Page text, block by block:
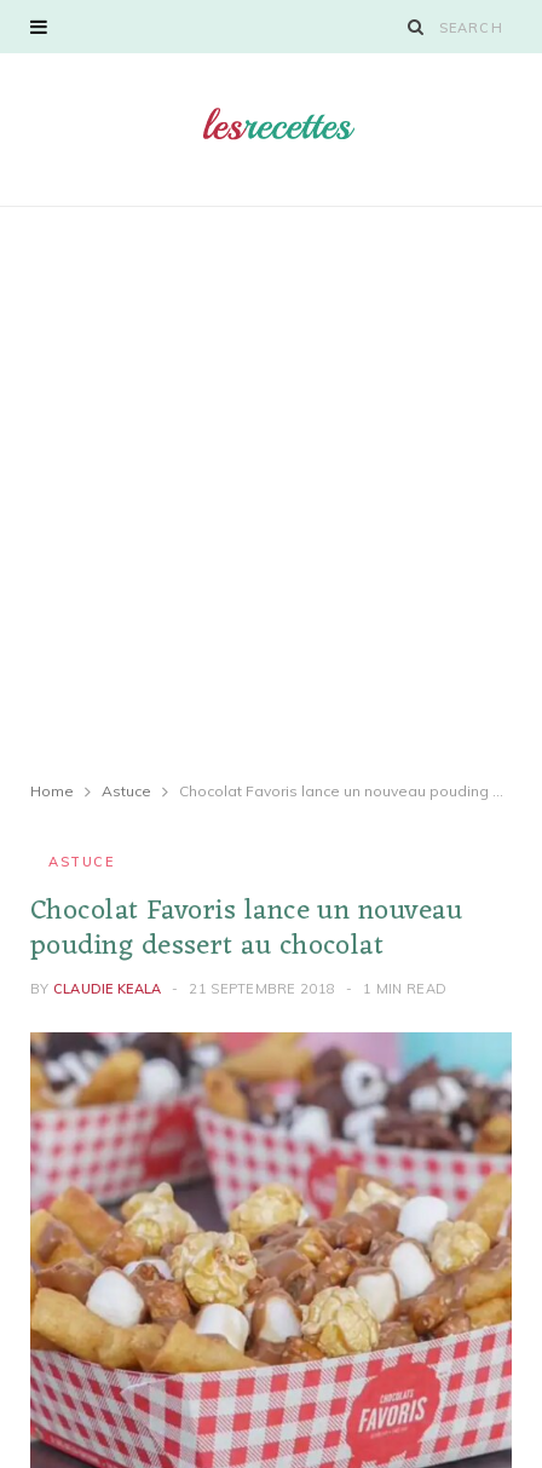
Home Astuce Chocolat Favoris lance un nouveau pouding dessert au chocolat
ASTUCE
Chocolat Favoris lance un nouveau
pouding dessert au chocolat
BY CLAUDIE KEALA 21 SEPTEMBRE 2018 1 MIN READ